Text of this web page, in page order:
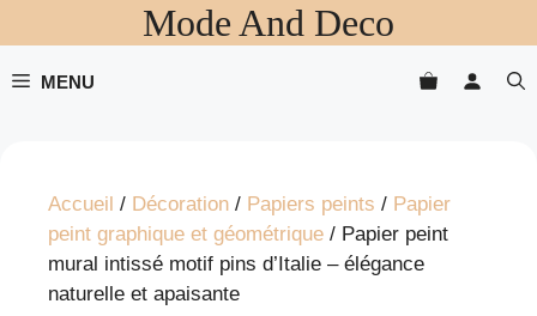
au
contenu
Mode And Deco
MENU
Accueil / Décoration / Papiers peints / Papier
peint graphique et géométrique / Papier peint
mural intissé motif pins d’Italie – élégance
naturelle et apaisante